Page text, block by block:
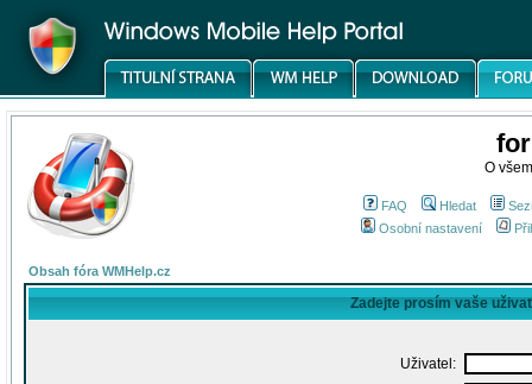
O
FAQ Hledat
Osobní nastavení
Obsah fóra WMHelp.cz
Zadejte prosím vaše
Uživatel: